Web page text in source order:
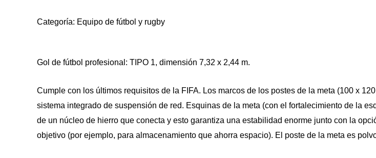
Categoría: Equipo de fútbol y rugby
Gol de fútbol profesional: TIPO 1, dimensión 7,32 x 2,44 m.
Cumple con los últimos requisitos de la FIFA. Los marcos de los postes de la meta (100 x
sistema integrado de suspensión de red. Esquinas de la meta (con el fortalecimiento de la
de un núcleo de hierro que conecta y esto garantiza una estabilidad enorme junto con la
objetivo (por ejemplo, para almacenamiento que ahorra espacio). El poste de la meta es